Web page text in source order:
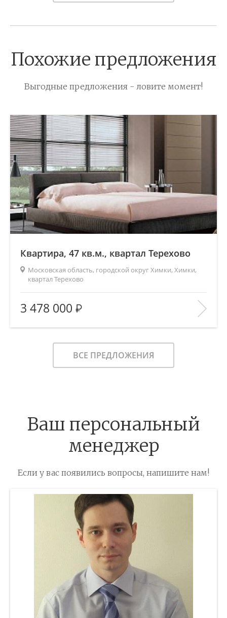
Похожие предложения
Выгодные предложения - ловите момент!
Квартира, 47 кв.м., квартал Терехово
Московская область, городской округ Химки, Химки,
квартал Терехово
Площадь (общ/жил/кух), м2:
47/77/6
Количество комнат:
2
Этаж:
7/7
В ИЗБРАННОЕ
3 478 000
ВСЕ ПРЕДЛОЖЕНИЯ
Ваш персональный
менеджер
Если у вас появились вопросы, напишите нам!